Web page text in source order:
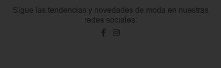
Sigue las tendencias y novedades de moda en nuestras
redes sociales: